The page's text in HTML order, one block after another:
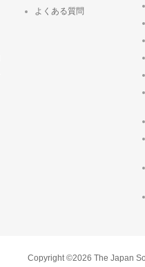
よくある質問
Copyright ©2026 The Japan